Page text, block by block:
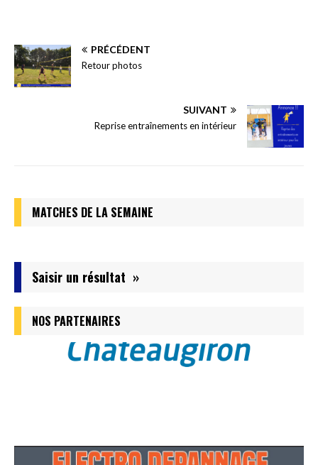
PRÉCÉDENT
Retour photos
SUIVANT
Reprise entraînements en intérieur
MATCHES DE LA SEMAINE
Saisir un résultat »
NOS PARTENAIRES